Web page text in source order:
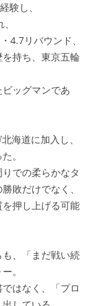
験し、
4.7リバウンド、
持ち、東京五輪
ッグマンであ
海道に加入し、
。
での柔らかなタ
敗だけでなく、
押し上げる可能
、「まだ戦い続
。
はなく、「プロ